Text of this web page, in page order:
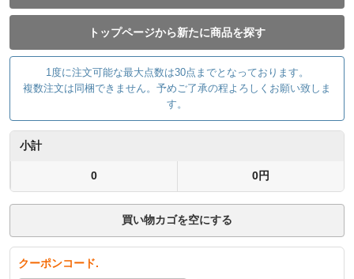
トップページから新たに商品を探す
1度に注文可能な最大点数は30点までとなっております。
複数注文は同梱できません。予めご了承の程よろしくお願い致しま
す。
小計
0 0円
買い物カゴを空にする
クーポンコード.